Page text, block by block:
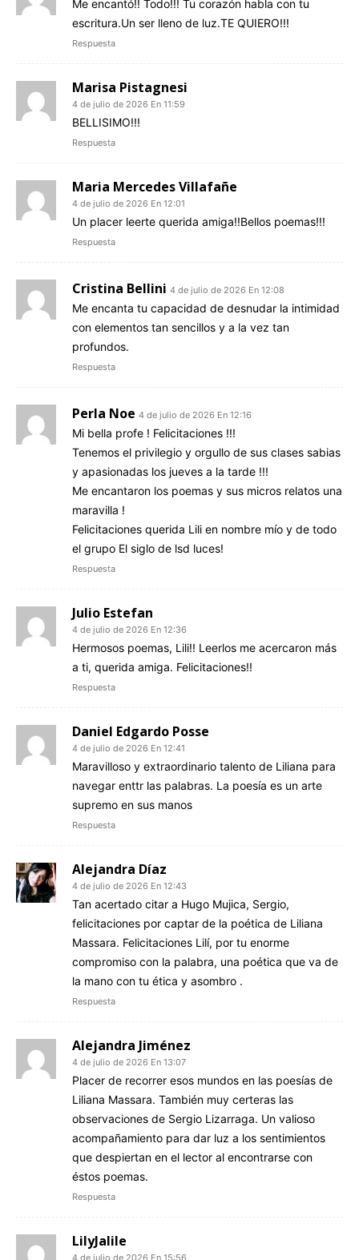
Me encantó!! Todo!!! Tu corazón habla con tu
escritura.Un ser lleno de luz.TE QUIERO!!!
Respuesta
Marisa Pistagnesi
4 de julio de 2026 En 11:59
BELLISIMO!!!
Respuesta
Maria Mercedes Villafañe
4 de julio de 2026 En 12:01
Un placer leerte querida amiga!!Bellos poemas!!!
Respuesta
Cristina Bellini 4 de julio de 2026 En 12:08
Me encanta tu capacidad de desnudar la intimidad
con elementos tan sencillos y a la vez tan
profundos.
Respuesta
Perla Noe 4 de julio de 2026 En 12:16
Mi bella profe ! Felicitaciones !!!
Tenemos el privilegio y orgullo de sus clases sabias
y apasionadas los jueves a la tarde !!!
Me encantaron los poemas y sus micros relatos una
maravilla !
Felicitaciones querida Lili en nombre mío y de todo
el grupo El siglo de lsd luces!
Respuesta
Julio Estefan
4 de julio de 2026 En 12:36
Hermosos poemas, Lili!! Leerlos me acercaron más
a ti, querida amiga. Felicitaciones!!
Respuesta
Daniel Edgardo Posse
4 de julio de 2026 En 12:41
Maravilloso y extraordinario talento de Liliana para
navegar enttr las palabras. La poesía es un arte
supremo en sus manos
Respuesta
Alejandra Díaz
4 de julio de 2026 En 12:43
Tan acertado citar a Hugo Mujica, Sergio,
felicitaciones por captar de la poética de Liliana
Massara. Felicitaciones Lilí, por tu enorme
compromiso con la palabra, una poética que va de
la mano con tu ética y asombro .
Respuesta
Alejandra Jiménez
4 de julio de 2026 En 13:07
Placer de recorrer esos mundos en las poesías de
Liliana Massara. También muy certeras las
observaciones de Sergio Lizarraga. Un valioso
acompañamiento para dar luz a los sentimientos
que despiertan en el lector al encontrarse con
éstos poemas.
Respuesta
LilyJalile
4 de julio de 2026 En 15:56